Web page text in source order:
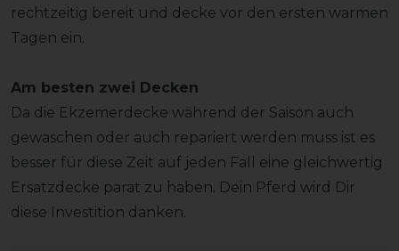
rechtzeitig bereit und decke vor den ersten warmen
Tagen ein.
Am besten zwei Decken
Da die Ekzemerdecke während der Saison auch
gewaschen oder auch repariert werden muss ist es
besser für diese Zeit auf jeden Fall eine gleichwertig
Ersatzdecke parat zu haben. Dein Pferd wird Dir
diese Investition danken.